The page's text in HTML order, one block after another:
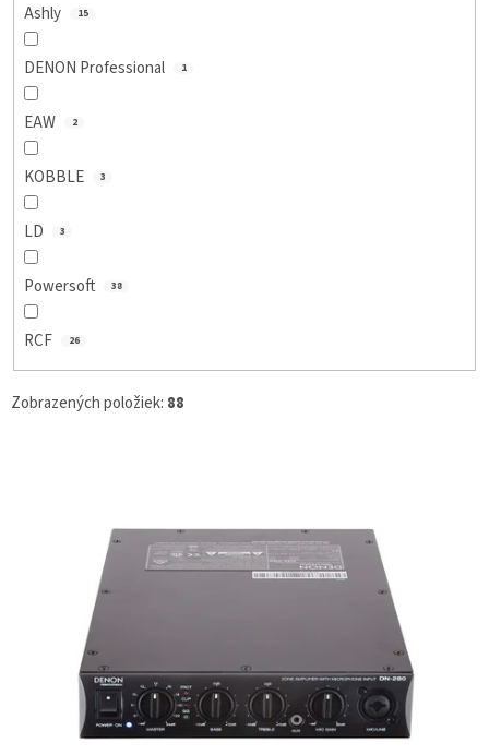
Ashly 15
DENON Professional 1
EAW 2
KOBBLE 3
LD 3
Powersoft 38
RCF 26
Zobrazených položiek: 88